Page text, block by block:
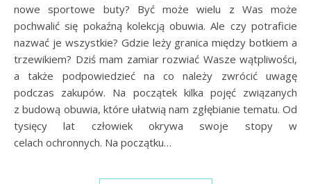
nowe sportowe buty? Być może wielu z Was może
pochwalić się pokaźną kolekcją obuwia. Ale czy potraficie
nazwać je wszystkie? Gdzie leży granica między botkiem a
trzewikiem? Dziś mam zamiar rozwiać Wasze wątpliwości,
a także podpowiedzieć na co należy zwrócić uwagę
podczas zakupów. Na początek kilka pojęć związanych
z budową obuwia, które ułatwią nam zgłębianie tematu. Od
tysięcy lat człowiek okrywa swoje stopy w
celach ochronnych. Na początku…